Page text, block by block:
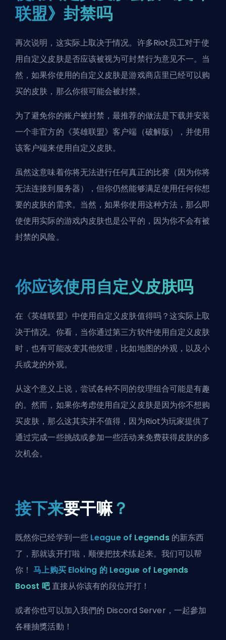
联盟》封禁吗
再次说明，这实际上取决于情况。许多Riot员工对于使
用自定义皮肤是否应该被视为可封禁行为意见不一。当
然，如果你使用的自定义皮肤是游戏商店里已经可以购
买的皮肤，那么你很可能会被封禁。
为了避免你的账户被封禁，最推荐的做法是下载并安装
一个非官方的《英雄联盟》客户端（破解版），并使用
该客户端来使用自定义皮肤。
虽然这意味着你将无法进行任何真正的比赛（因为你将
无法连接到服务器），但你仍然能够满足使用任何你想
要的皮肤的需求。当然，如果你使用这种方法，那么即
使使用实际的游戏内皮肤也是公平的，因为你不会有被
封禁的风险。
你应该使用自定义皮肤吗
在《英雄联盟》中使用自定义皮肤值得吗？这实际上取
决于情况。你看，当你通过第三方软件使用自定义皮肤
时，也有可能改变其他纹理，比如地图的外观，以及小
兵或龙的外观。
从这个意义上说，尝试各种不同的纹理组合可能是有趣
的。然而，如果你考虑使用自定义皮肤是因为你不想购
买皮肤，那么这其实并不值得，因为Riot为玩家提供了
通过完成一些挑战或参加一些活动来免费获得皮肤的多
次机会。
接下来要干嘛？
既然你已经学到一些 League of Legends的新东西
了，那就该开打啦，顺便把技术练起来。我们可以帮
你！马上购买 Eloking 的 League of Legends
Boost 吧直接从你该有的段位开打！
或者你也可以加入我們的 Discord Server ，一起參加
各種抽獎活動！